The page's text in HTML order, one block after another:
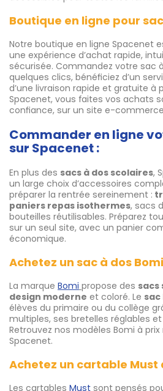
Boutique en ligne pour
Notre boutique en ligne Spacenet
une expérience d’achat rapide,
sécurisée. Commandez votre sac
quelques clics, bénéficiez d’un
d’une livraison rapide et gratuite à
Spacenet, vous faites vos achats
confiance, sur un site e-
Commander en ligne
sur Spacenet :
En plus des sacs à dos scolaires,
un large choix d’accessoires
préparer la rentrée sereinement :
paniers repas isothermes, sacs
bouteilles réutilisables. Préparez
sur un seul site, avec un panier
économique.
Achetez un sac à dos
La marque Bomi propose des sacs
design moderne et coloré. Le sac
élèves du primaire ou du collège
multiples, ses bretelles réglables
Retrouvez nos modèles Bomi à
Spacenet.
Achetez un cartable Must
Les cartables Must sont pensés